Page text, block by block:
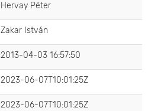
Hervay Péter
Zakar István
2013-04-03 16:57:50
2023-06-07T10:01:25Z
2023-06-07T10:01:25Z